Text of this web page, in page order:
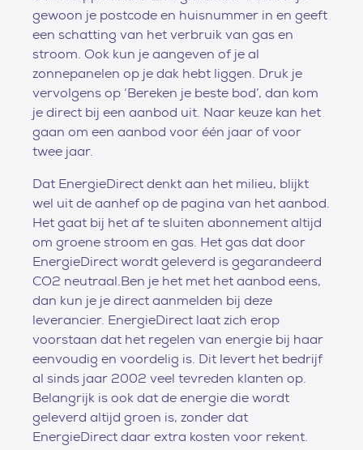
gewoon je postcode en huisnummer in en geeft
een schatting van het verbruik van gas en
stroom. Ook kun je aangeven of je al
zonnepanelen op je dak hebt liggen. Druk je
vervolgens op ‘Bereken je beste bod’, dan kom
je direct bij een aanbod uit. Naar keuze kan het
gaan om een aanbod voor één jaar of voor
twee jaar.
Dat EnergieDirect denkt aan het milieu, blijkt
wel uit de aanhef op de pagina van het aanbod.
Het gaat bij het af te sluiten abonnement altijd
om groene stroom en gas. Het gas dat door
EnergieDirect wordt geleverd is gegarandeerd
CO2 neutraal.Ben je het met het aanbod eens,
dan kun je je direct aanmelden bij deze
leverancier. EnergieDirect laat zich erop
voorstaan dat het regelen van energie bij haar
eenvoudig en voordelig is. Dit levert het bedrijf
al sinds jaar 2002 veel tevreden klanten op.
Belangrijk is ook dat de energie die wordt
geleverd altijd groen is, zonder dat
EnergieDirect daar extra kosten voor rekent.